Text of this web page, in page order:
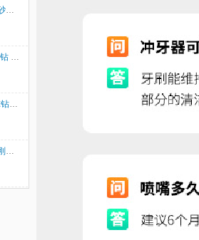
802 环面和环 金刚砂车针 瑞士JOTA原装进口 5支/板 单位：板
802L 长球型锥形环钻 金刚砂车针 瑞士JOTA原装进口 5支/板 单位：板
802K 锥形环长柄球钻 金刚砂车针 瑞士JOTA原装进口 5支/板 单位：板
389 根管扩眼器 金刚砂车针 瑞士JOTA原装进口 5支/板 单位：板